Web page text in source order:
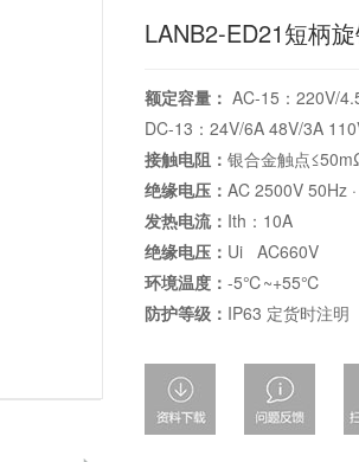
LANB2-ED21短柄
额定容量： AC-15：220V/
DC-13：24V/6A 48V/3A
接触电阻：银合金触点
绝缘电压：AC 2500V 50Hz
发热电流： Ith：10A
绝缘电压： Ui AC660V
环境温度：-5℃~+55℃
防护等级： IP63 定货时注明